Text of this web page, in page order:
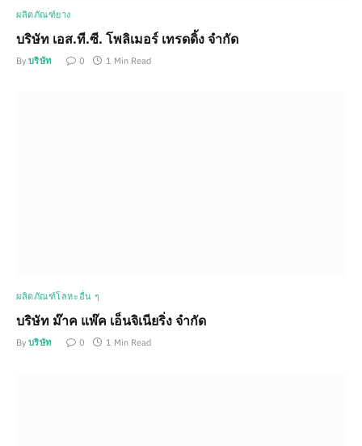
ผลิตภัณฑ์ยาง
บริษัท เอส.ที.ซี. โพลิเมอร์ เทรดดิ้ง จำกัด
By บริษัท 0 1 Min Read
ผลิตภัณฑ์โลหะอื่น ๆ
บริษัท ม๊าค แพ๊ค เอ็นจิเนียริ่ง จำกัด
By บริษัท 0 1 Min Read